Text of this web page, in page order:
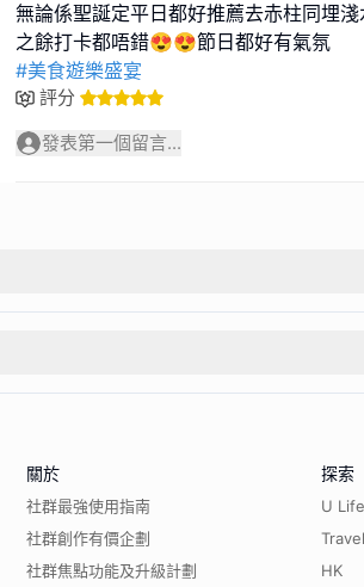
無論係聖誕定平日都好推薦去赤柱同埋
#美食遊樂盛宴
評分
發表第一個留言...
關於
社群最強使用指南
社群創作有價企劃
社群焦點功能及升級計劃
探索
U
Travel
HK